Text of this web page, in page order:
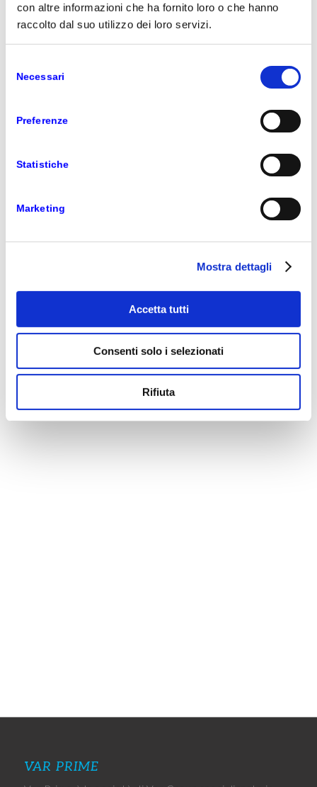
con altre informazioni che ha fornito loro o che hanno
raccolto dal suo utilizzo dei loro servizi.
delNecessari
Preferenze
Statistiche
Marketing
Mostra dettagli
Accetta tutti
Consenti solo i selezionati
Rifiuta
VAR PRIME